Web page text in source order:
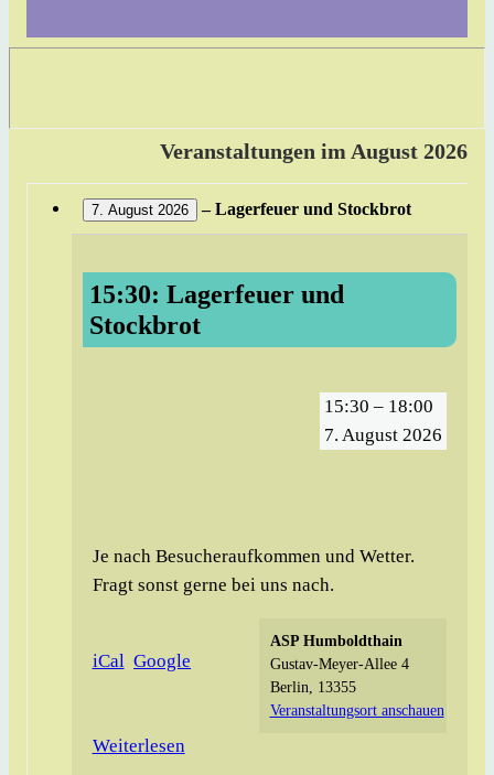
Veranstaltungen im August 2026
7. August 2026 –Lagerfeuer und Stockbrot
Lagerfeuer
und
Stockbrot
15:30: Lagerfeuer und
Stockbrot
15:30 – 18:00
7. August 2026
Je nach Besucheraufkommen und Wetter.
Fragt sonst gerne bei uns nach.
ASP Humboldthain
Gustav-Meyer-Allee 4
Berlin, 13355
Veranstaltungsort anschauen
iCal Google
Weiterlesen